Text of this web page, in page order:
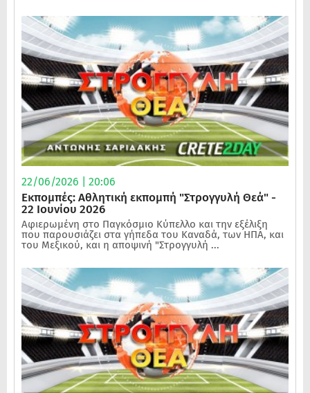
22/06/2026 | 20:06
Εκπομπές: Αθλητική εκπομπή "Στρογγυλή Θεά" -
22 Ιουνίου 2026
Αφιερωμένη στο Παγκόσμιο Κύπελλο και την εξέλιξη
που παρουσιάζει στα γήπεδα του Καναδά, των ΗΠΑ, και
του Μεξικού, και η αποψινή "Στρογγυλή ...